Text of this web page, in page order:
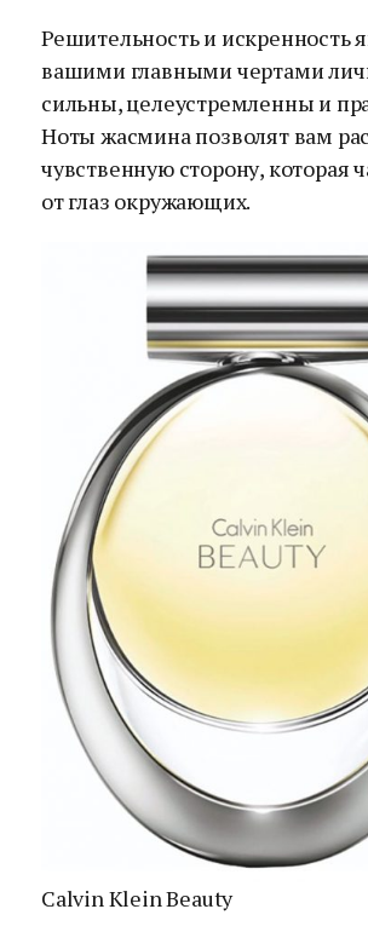
Решительность и искренность
вашими главными чертами
сильны, целеустремленны и
Ноты жасмина позволят вам
чувственную сторону, которая
от глаз окружающих.
Calvin Klein Beauty